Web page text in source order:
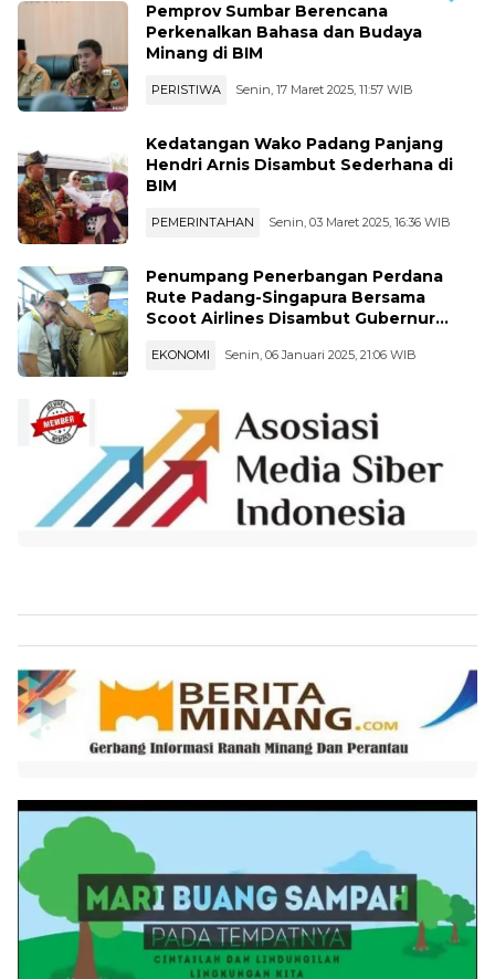
Pemprov Sumbar Berencana
Perkenalkan Bahasa dan Budaya
Minang di BIM
PERISTIWA Senin, 17 Maret 2025, 11:57 WIB
Kedatangan Wako Padang Panjang
Hendri Arnis Disambut Sederhana di
BIM
PEMERINTAHAN Senin, 03 Maret 2025, 16:36 WIB
Penumpang Penerbangan Perdana
Rute Padang-Singapura Bersama
Scoot Airlines Disambut Gubernur
EKONOMI Senin, 06 Januari 2025, 21:06 WIB